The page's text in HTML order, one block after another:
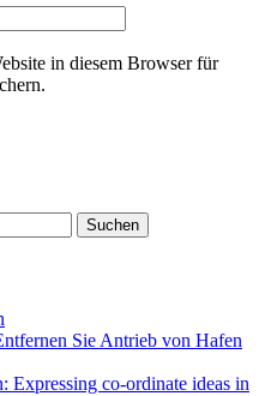
in diesem Browser für
Sie Antrieb von Hafen
Expressing co-ordinate ideas in